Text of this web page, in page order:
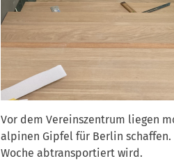
Vor dem Vereinszentrum liegen
alpinen Gipfel für Berlin schaffen.
Woche abtransportiert wird.